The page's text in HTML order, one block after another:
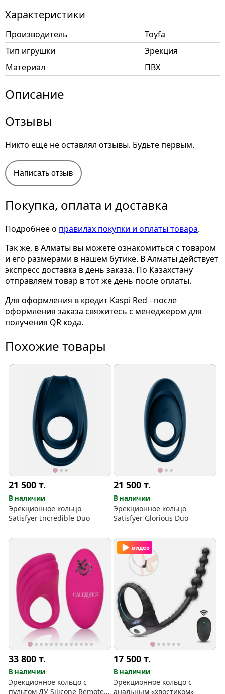
Характеристики
Производитель
Toyfa
Тип игрушки
Эрекция
Материал
ПВХ
Описание
Отзывы
Никто еще не оставлял отзывы. Будьте первым.
Написать отзыв
Покупка, оплата и доставка
Подробнее о правилах покупки и оплаты товара.
Так же, в Алматы вы можете ознакомиться с товаром
и его размерами в нашем бутике. В Алматы действует
экспресс доставка в день заказа. По Казахстану
отправляем товар в тот же день после оплаты.
Для оформления в кредит Kaspi Red - после
оформления заказа свяжитесь с менеджером для
получения QR кода.
Похожие товары
21 500т.
В наличии
Эрекционное кольцо
Satisfyer Incredible Duo
21 500т.
В наличии
Эрекционное кольцо
Satisfyer Glorious Duo
33 800т.
В наличии
Эрекционное кольцо с
пультом ДУ Silicone Remote
видео
17 500т.
В наличии
Эрекционное кольцо с
анальным «хвостиком»